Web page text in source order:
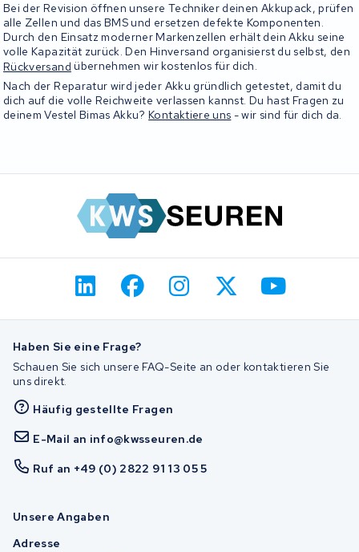
Bei der Revision öffnen unsere Techniker deinen Akkupack, prüfen
alle Zellen und das BMS und ersetzen defekte Komponenten.
Durch den Einsatz moderner Markenzellen erhält dein Akku seine
volle Kapazität zurück. Den Hinversand organisierst du selbst, den
Rückversand übernehmen wir kostenlos für dich.
Nach der Reparatur wird jeder Akku gründlich getestet, damit du
dich auf die volle Reichweite verlassen kannst. Du hast Fragen zu
deinem Vestel Bimas Akku?Kontaktiere uns - wir sind für dich da.
Haben Sie eine Frage?
Schauen Sie sich unsere FAQ-Seite an oder kontaktieren Sie
uns direkt.
Häufig gestellte Fragen
E-Mail an info@kwsseuren.de
Ruf an +49 (0) 2822 91 13 05 5
Unsere Angaben
Adresse